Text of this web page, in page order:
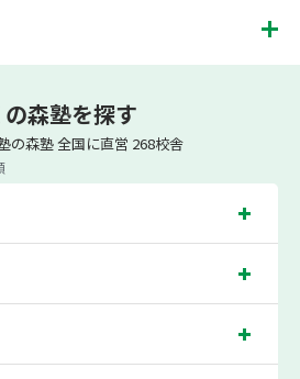
集団]、中学生は5科目（数学・英語・国語・
数学・英語・国語[古典・現代文]・理科[物理・化
・小論文）を提供しています。
成績保証制度」を提供しており、高校生の入塾後
科目で+20点以上。60点以上でご入塾の場合、そ
目授業料を全額免除し、1学期間無料で指導させ
一科目あたりの満点数が100点でない地域では、
記載点数相当の内容を保証させていただきます。
、洋光台第一小学校、洋光台第二小学校、洋光台
森塾を探す
の森塾 全国に直営 268校舎